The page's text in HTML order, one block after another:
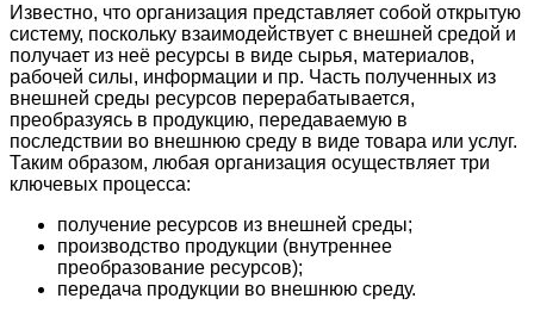
Известно, что организация представляет собой открытую
систему, поскольку взаимодействует с внешней средой и
получает из неё ресурсы в виде сырья, материалов,
рабочей силы, информации и пр. Часть полученных из
внешней среды ресурсов перерабатывается,
преобразуясь в продукцию, передаваемую в
последствии во внешнюю среду в виде товара или услуг.
Таким образом, любая организация осуществляет три
ключевых процесса:
получение ресурсов из внешней среды;
производство продукции (внутреннее
преобразование ресурсов);
передача продукции во внешнюю среду.